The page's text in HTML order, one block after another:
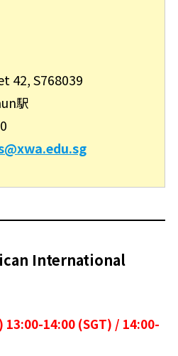
42, S768039
駅
International
13:00-14:00 (SGT) / 14:00-